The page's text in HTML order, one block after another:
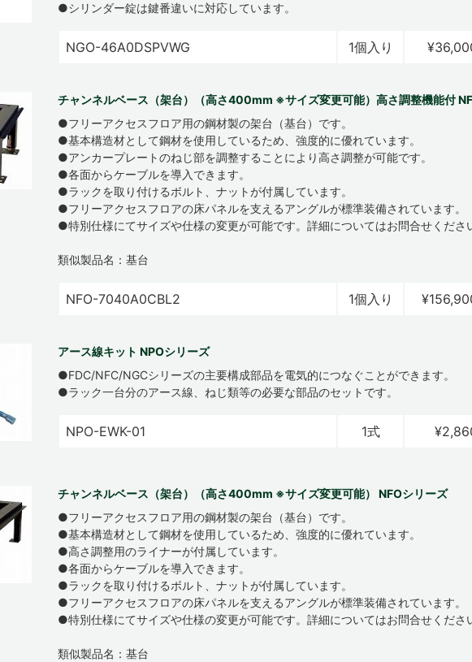
●シリンダー錠は鍵番違いに対応しています。
NGO-46A0DSPVWG 1個入り
チャンネルベース（架台）（高さ400mm ※サイズ変更可能）高さ調整機能付
●フリーアクセスフロア用の鋼材製の架台（基台）です。
●基本構造材として鋼材を使用しているため、強度的に優れています。
●アンカープレートのねじ部を調整することにより高さ調整が可能です。
●各面からケーブルを導入できます。
●ラックを取り付けるボルト、ナットが付属しています。
●フリーアクセスフロアの床パネルを支えるアングルが標準装備されています。
●特別仕様にてサイズや仕様の変更が可能です。詳細についてはお問合せくださ
類似製品名：基台
NFO-7040A0CBL2 1個入り
アース線キット NPOシリーズ
●FDC/NFC/NGCシリーズの主要構成部品を電気的につなぐことができます。
●ラック一台分のアース線、ねじ類等の必要な部品のセットです。
NPO-EWK-01 1式
チャンネルベース（架台）（高さ400mm ※サイズ変更可能） NFOシリーズ
●フリーアクセスフロア用の鋼材製の架台（基台）です。
●基本構造材として鋼材を使用しているため、強度的に優れています。
●高さ調整用のライナーが付属しています。
●各面からケーブルを導入できます。
●ラックを取り付けるボルト、ナットが付属しています。
●フリーアクセスフロアの床パネルを支えるアングルが標準装備されています。
●特別仕様にてサイズや仕様の変更が可能です。詳細についてはお問合せくださ
類似製品名：基台